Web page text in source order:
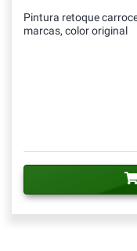
Pintura retoque
marcas, color original